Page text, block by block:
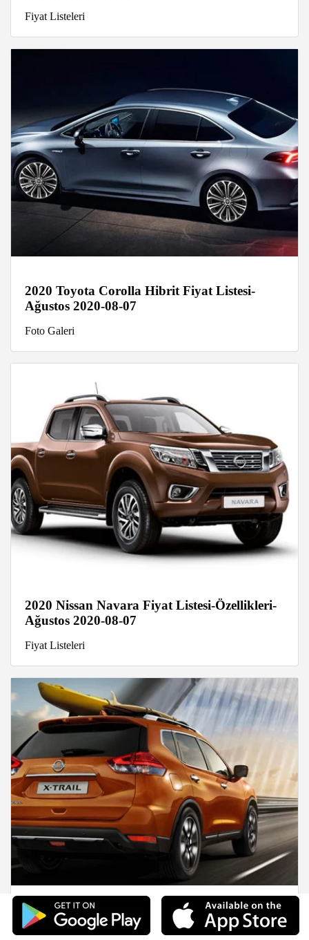
Fiyat Listeleri
2020 Toyota Corolla Hibrit Fiyat Listesi-
Ağustos 2020-08-07
Foto Galeri
2020 Nissan Navara Fiyat Listesi-Özellikleri-
Ağustos 2020-08-07
Fiyat Listeleri
2020 Nissan X-Trail Fiyat Listesi-Özellikleri-
Ağustos 2020-08-07